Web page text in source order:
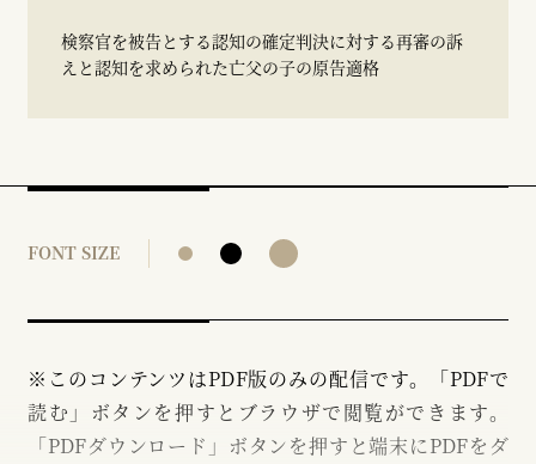
検察官を被告とする認知の確定判決に対する再審の訴
えと認知を求められた亡父の子の原告適格
FONT SIZE
※このコンテンツはPDF版のみの配信です。「PDFで
読む」ボタンを押すとブラウザで閲覧ができます。
「PDFダウンロード」ボタンを押すと端末にPDFをダ